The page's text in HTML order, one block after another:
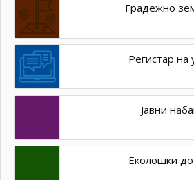
Градежно
Регистар на
Јавни
Еколошки